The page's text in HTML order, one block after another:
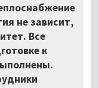
не зависит,
Все
к